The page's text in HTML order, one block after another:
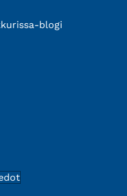
blogi